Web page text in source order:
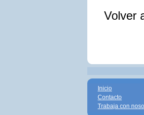
Volver
Inicio
Contacto
Trabaja con